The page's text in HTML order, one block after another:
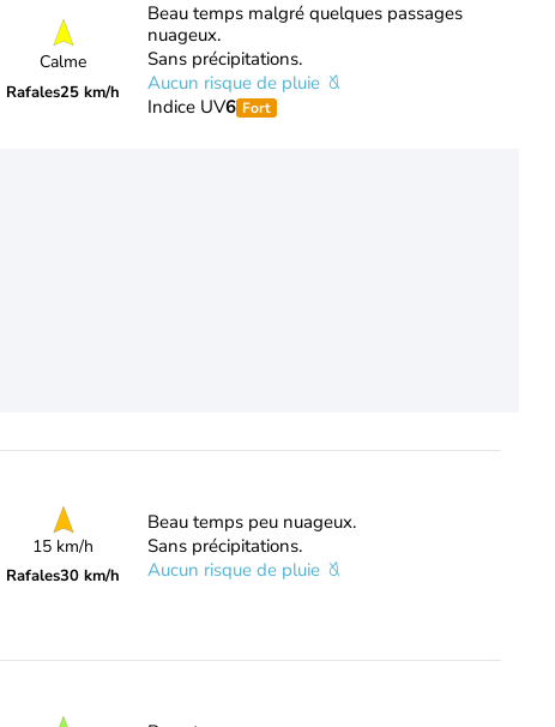
Calme
Rafales25 km/h
Beau temps malgré quelques passages
nuageux.
Sans précipitations.
Aucun risque de pluie
Indice UV6 Fort
15 km/h
Rafales30 km/h
Beau temps peu nuageux.
Sans précipitations.
Aucun risque de pluie